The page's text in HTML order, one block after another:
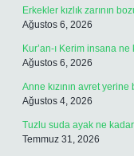
Erkekler kızlık zarının
Ağustos 6, 2026
Kur’an-ı Kerim insana ne
Ağustos 6, 2026
Anne kızının avret
Ağustos 4, 2026
Tuzlu suda ayak ne
Temmuz 31, 2026